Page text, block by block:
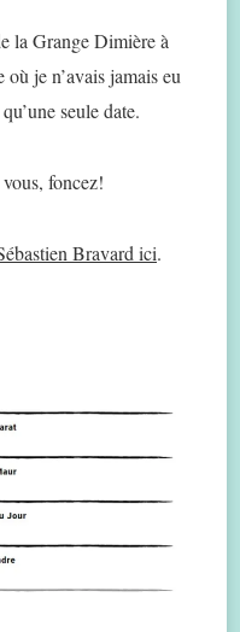
la Grange Dimière à
où je n’avais jamais eu
seule date.
foncez!
Bravard ici.